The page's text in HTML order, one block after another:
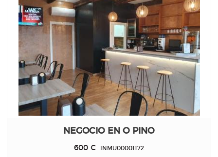
NEGOCIO EN O PINO
600 € INMU00001172